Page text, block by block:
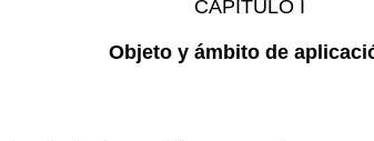
CAPÍTULO I
Objeto y ámbito de